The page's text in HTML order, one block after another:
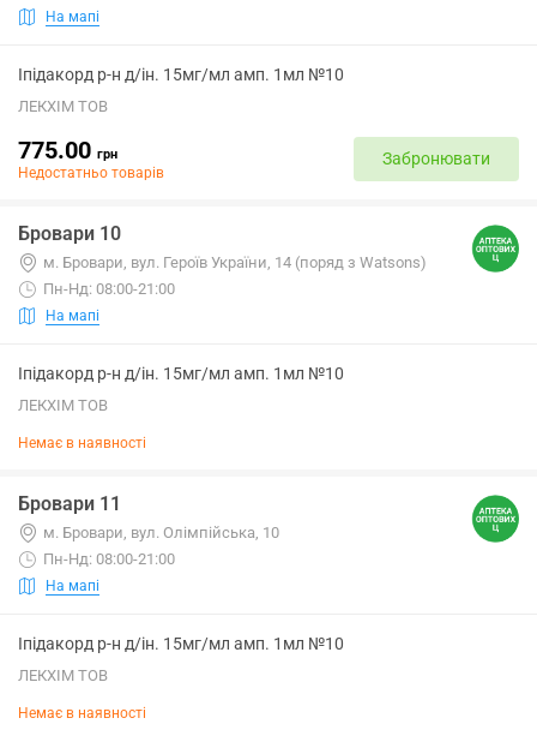
На мапі
Іпідакорд р-н д/ін. 15мг/мл амп. 1мл №10
ЛЕКХІМ ТОВ
775.00 грн
Недостатньо товарів
Забронювати
Бровари 10
м. Бровари, вул. Героїв України, 14 (поряд з Watsons)
Пн-Нд: 08:00-21:00
На мапі
Іпідакорд р-н д/ін. 15мг/мл амп. 1мл №10
ЛЕКХІМ ТОВ
Немає в наявності
Бровари 11
м. Бровари, вул. Олімпійська, 10
Пн-Нд: 08:00-21:00
На мапі
Іпідакорд р-н д/ін. 15мг/мл амп. 1мл №10
ЛЕКХІМ ТОВ
Немає в наявності